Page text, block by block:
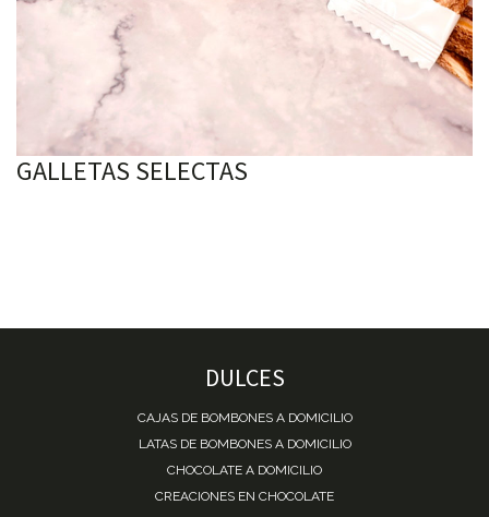
GALLETAS SELECTAS
DULCES
CAJAS DE BOMBONES A DOMICILIO
LATAS DE BOMBONES A DOMICILIO
CHOCOLATE A DOMICILIO
CREACIONES EN CHOCOLATE